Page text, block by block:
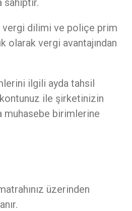
vergi dilimi ve poliçe prim
olarak vergi avantajından
ilgili ayda tahsil
ile şirketinizin
muhasebe birimlerine
üzerinden